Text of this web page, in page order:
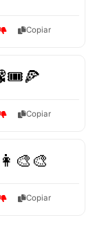
Copiar
Copiar
Copiar